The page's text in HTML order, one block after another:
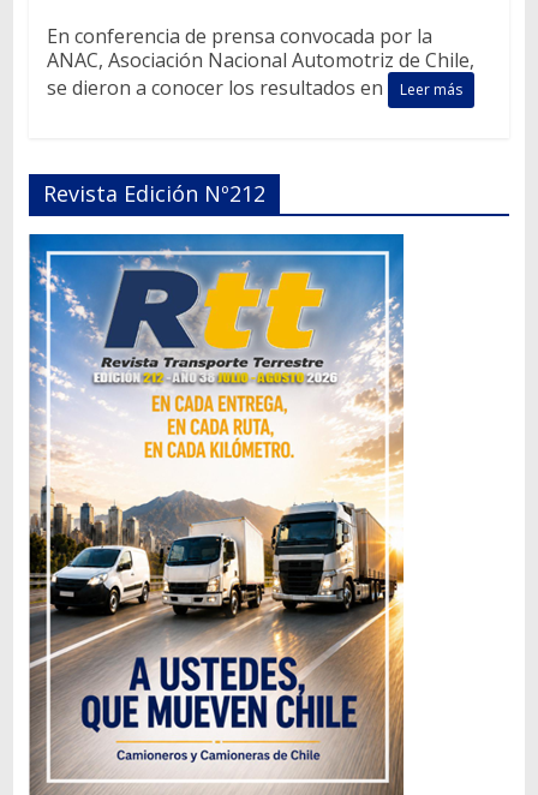
En conferencia de prensa convocada por la
ANAC, Asociación Nacional Automotriz de Chile,
se dieron a conocer los resultados en
Leer más
Revista Edición Nº212